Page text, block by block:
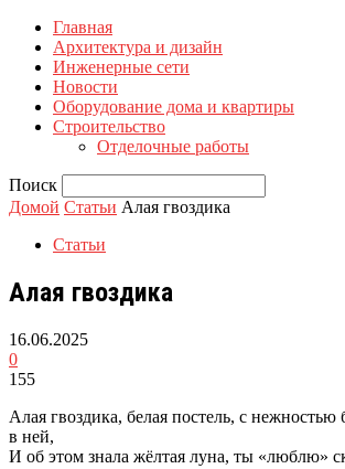
Главная
Архитектура и дизайн
Инженерные сети
Новости
Оборудование дома и квартиры
Строительство
Отделочные работы
Поиск
Домой Статьи Алая гвоздика
Статьи
Алая гвоздика
16.06.2025
0
155
Алая гвоздика, белая постель, с нежностью
в ней,
И об этом знала жёлтая луна, ты «люблю»